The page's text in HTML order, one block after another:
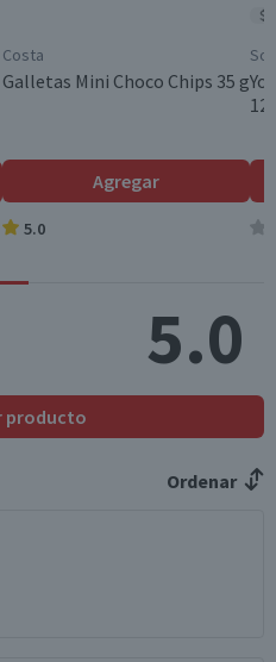
del producto
Costa
Galletas Mini Choco Chips 35 g
Agregar
5.0
5.0
producto
Ordenar